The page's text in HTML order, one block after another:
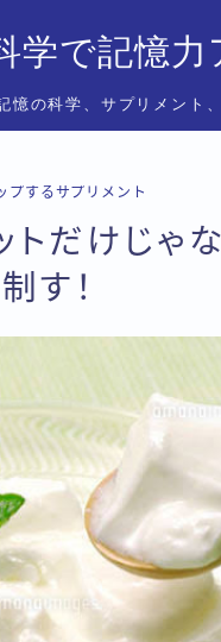
学で記憶力
憶の科学、サプリメント
プするサプリメント
トだけじゃ
す！